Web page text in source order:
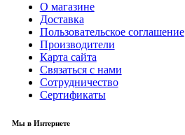
О магазине
Доставка
Пользовательское соглашение
Производители
Карта сайта
Связаться с нами
Сотрудничество
Сертификаты
Мы в Интернете